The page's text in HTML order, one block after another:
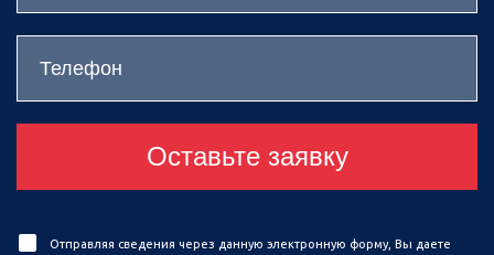
Оставьте заявку
Отправляя сведения через данную электронную форму, Вы даете